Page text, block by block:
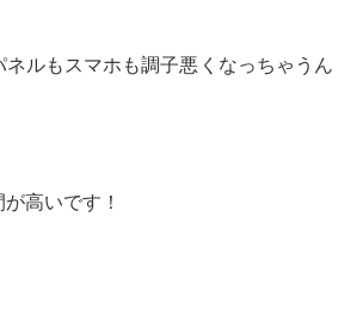
ルもスマホも調子悪くなっちゃうん
高いです！